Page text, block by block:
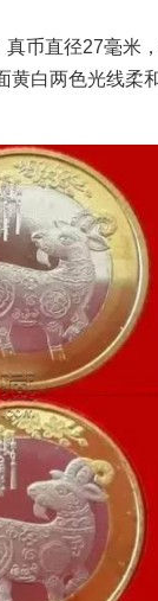
直径27毫米
白两色光线柔